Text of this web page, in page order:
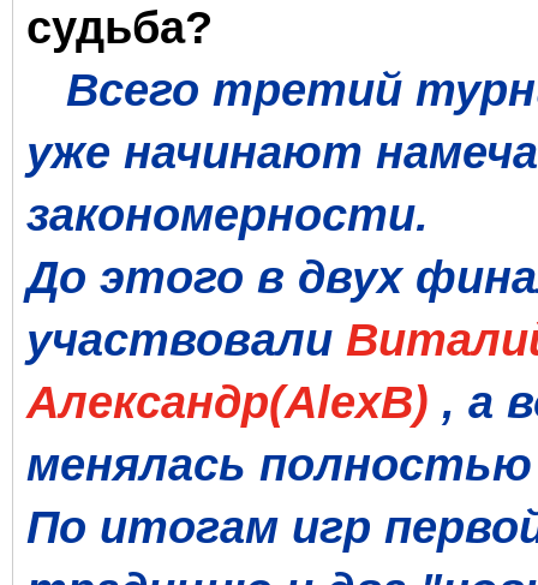
судьба?
Всего третий
уже начинают
закономерности.
До этого в двух
участвовали
Александр(AlexB) , а
менялась
По итогам игр